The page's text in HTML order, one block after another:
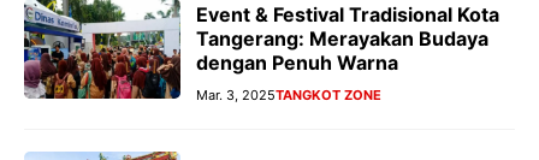
Event & Festival Tradisional Kota
Tangerang: Merayakan Budaya
dengan Penuh Warna
Mar. 3, 2025TANGKOT ZONE